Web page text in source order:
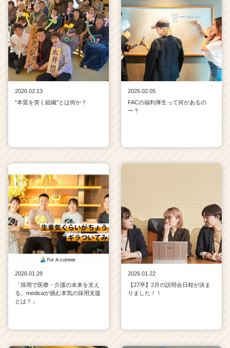
2026.02.13
"本質を突く組織"とは何か？
2026.02.05
FACの福利厚生って何があるの
ー？
2026.01.28
「採用で医療・介護の未来を支え
る。medicaが挑む本気の採用支援
とは？」
2026.01.22
【27卒】2月の説明会日程が決ま
りました！！